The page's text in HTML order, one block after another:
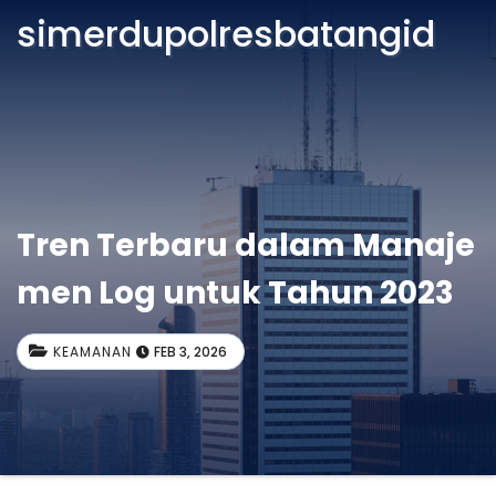
simerdupolresbatangid
Tren Terbaru dalam Manaje
men Log untuk Tahun 2023
KEAMANAN FEB 3, 2026